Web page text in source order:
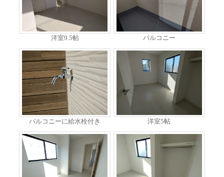
洋室9.5帖 バルコニー
バルコニーに給水栓付き 洋室5帖